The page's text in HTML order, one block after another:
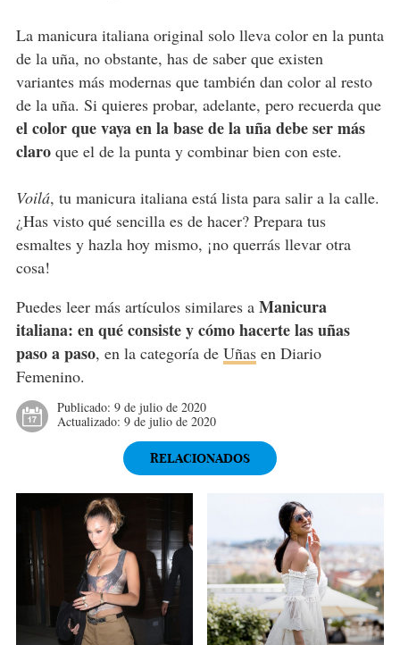
La manicura italiana original solo lleva color en la punta
de la uña, no obstante, has de saber que existen
variantes más modernas que también dan color al resto
de la uña. Si quieres probar, adelante, pero recuerda que
el color que vaya en la base de la uña debe ser más
claroque el de la punta y combinar bien con este.
Voilá, tu manicura italiana está lista para salir a la calle.
¿Has visto qué sencilla es de hacer? Prepara tus
esmaltes y hazla hoy mismo, ¡no querrás llevar otra
cosa!
Puedes leer más artículos similares a Manicura
italiana: en qué consiste y cómo hacerte las uñas
paso a paso, en la categoría de Uñasen Diario
Femenino.
Publicado: 9 de julio de 2020
Actualizado: 9 de julio de 2020
RELACIONADOS